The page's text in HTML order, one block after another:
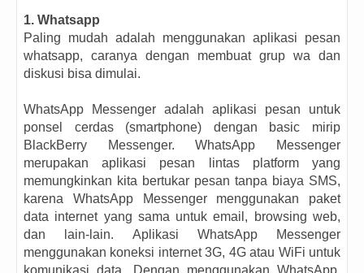
1. Whatsapp
Paling mudah adalah menggunakan aplikasi pesan
whatsapp, caranya dengan membuat grup wa dan
diskusi bisa dimulai.
WhatsApp Messenger adalah aplikasi pesan untuk
ponsel cerdas (smartphone) dengan basic mirip
BlackBerry Messenger. WhatsApp Messenger
merupakan aplikasi pesan lintas platform yang
memungkinkan kita bertukar pesan tanpa biaya SMS,
karena WhatsApp Messenger menggunakan paket
data internet yang sama untuk email, browsing web,
dan lain-lain. Aplikasi WhatsApp Messenger
menggunakan koneksi internet 3G, 4G atau WiFi untuk